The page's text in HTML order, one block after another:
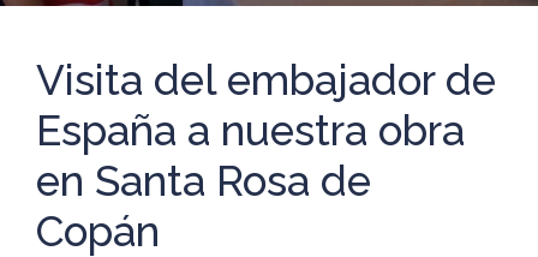
Visita del embajador de
España a nuestra obra
en Santa Rosa de
Copán